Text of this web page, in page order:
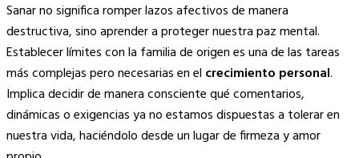
Sanar no significa romper lazos afectivos de manera
destructiva, sino aprender a proteger nuestra paz mental.
Establecer límites con la familia de origen es una de las tareas
más complejas pero necesarias en el crecimiento personal.
Implica decidir de manera consciente qué comentarios,
dinámicas o exigencias ya no estamos dispuestas a tolerar en
nuestra vida, haciéndolo desde un lugar de firmeza y amor